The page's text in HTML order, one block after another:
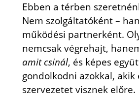
Ebben a térben
Nem szolgáltatóként –
működési partnerként.
nemcsak végrehajt,
amit csinál, és képes
gondolkodni azokkal, akik
szervezetet visznek előre.